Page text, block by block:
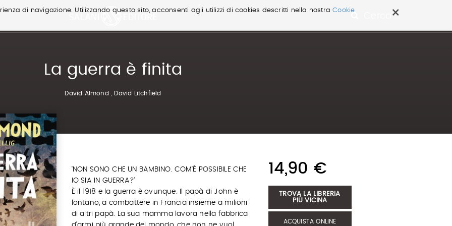
×
di navigazione. Utilizzando questo sito, acconsenti agli utilizzi di cookies descritti nella nostraCookie
Cerca ...
La guerra è finita
David Almond David Litchfield
'NON SONO CHE UN BAMBINO. COM'È POSSIBILE CHE
IO SIA IN GUERRA?'
È il 1918 e la guerra è ovunque. Il papà di John è
lontano, a combattere in Francia insieme a milioni
di altri papà. La sua mamma lavora nella fabbrica
14,90 €
TROVA LA LIBRERIA
PIÙ VICINA
ACQUISTA ONLINE